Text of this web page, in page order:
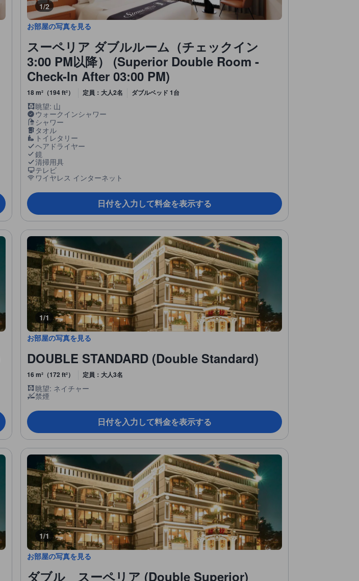
1/2
お部屋の写真を見る
スーペリア ダブルルーム（チェックイン
3:00 PM以降） (Superior Double Room -
Check-In After 03:00 PM)
18 m²（194 ft²） 定員：大人2名 ダブルベッド 1台
眺望: 山
ウォークインシャワー
シャワー
タオル
トイレタリー
ヘアドライヤー
鏡
清掃用具
テレビ
ワイヤレス インターネット
日付を入力して料金を表示する
1/1
お部屋の写真を見る
DOUBLE STANDARD (Double Standard)
16 m²（172 ft²） 定員：大人3名
眺望: ネイチャー
禁煙
日付を入力して料金を表示する
1/1
お部屋の写真を見る
ダブル スーペリア (Double Superior)